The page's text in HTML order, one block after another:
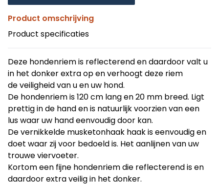
Product omschrijving
Product specificaties
Deze hondenriem is reflecterend en daardoor valt u
in het donker extra op en verhoogt deze riem
de veiligheid van u en uw hond.
De hondenriem is 120 cm lang en 20 mm breed. Ligt
prettig in de hand en is natuurlijk voorzien van een
lus waar uw hand eenvoudig door kan.
De vernikkelde musketonhaak haak is eenvoudig en
doet waar zij voor bedoeld is. Het aanlijnen van uw
trouwe viervoeter.
Kortom een fijne hondenriem die reflecterend is en
daardoor extra veilig in het donker.